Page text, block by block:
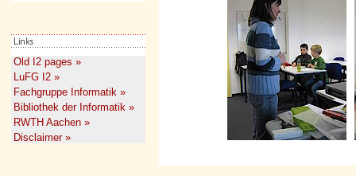
Old I2 pages »
LuFG I2 »
Fachgruppe Informatik »
Bibliothek der Informatik »
RWTH Aachen »
Disclaimer »